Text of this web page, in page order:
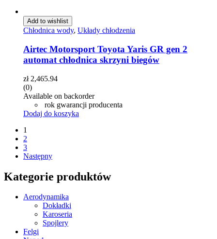
Add to wishlist
Chłodnica wody, Układy chłodzenia
Airtec Motorsport Toyota Yaris GR gen 2
automat chłodnica skrzyni biegów
zł2,465.94
(0)
Available on backorder
rok gwarancji producenta
Dodaj do koszyka
1
2
3
Następny
Kategorie produktów
Aerodynamika
Dokładki
Karoseria
Spojlery
Felgi